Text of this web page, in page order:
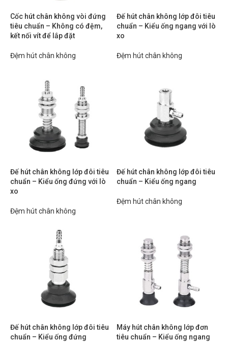
Cốc hút chân không vòi đứng
tiêu chuẩn – Không có đệm,
kết nối vít để lắp đặt
Đệm hút chân không
Đế hút chân không lớp đôi tiêu
chuẩn – Kiểu ống ngang với lò
xo
Đệm hút chân không
Đế hút chân không lớp đôi tiêu
chuẩn – Kiểu ống đứng với lò
xo
Đệm hút chân không
Đế hút chân không lớp đôi tiêu
chuẩn – Kiểu ống ngang
Đệm hút chân không
Đế hút chân không lớp đôi tiêu
chuẩn – Kiểu ống đứng
Máy hút chân không lớp đơn
tiêu chuẩn – Kiểu ống ngang